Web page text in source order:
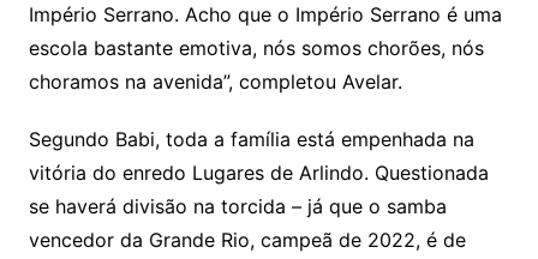
Império Serrano. Acho que o Império Serrano é uma
escola bastante emotiva, nós somos chorões, nós
choramos na avenida”, completou Avelar.
Segundo Babi, toda a família está empenhada na
vitória do enredo Lugares de Arlindo. Questionada
se haverá divisão na torcida – já que o samba
vencedor da Grande Rio, campeã de 2022, é de